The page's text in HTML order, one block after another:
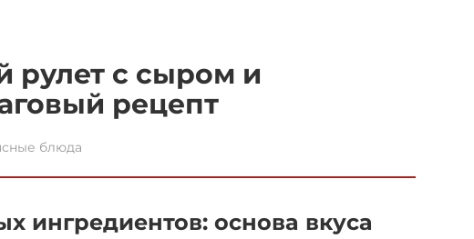
рулет с сыром и
рецепт
блюда
ингредиентов: основа вкуса